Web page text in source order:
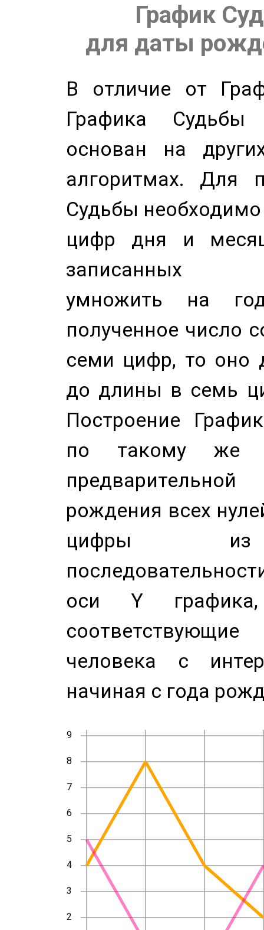
График
для даты
В отличие от
Графика
основан на
алгоритмах. Для
Судьбы
цифр дня и
записанных
умножить на
полученное число
семи цифр, то оно
до длины в семь
Построение
по такому же
рождения всех
цифры из
оси Y
человека с
начиная с года